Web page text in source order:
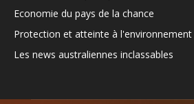
Economie du pays de la chance
Protection et atteinte à l'environnement
Les news australiennes inclassables